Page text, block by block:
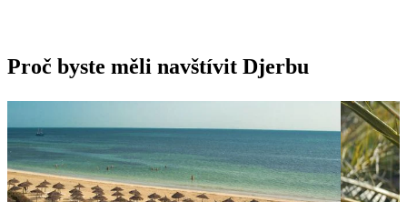
Proč byste měli navštívit Djerbu